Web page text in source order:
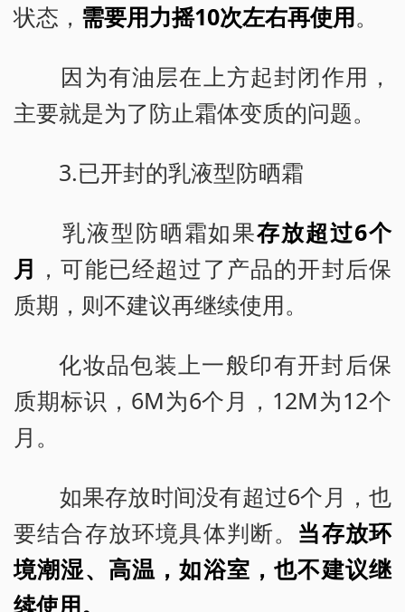
状态， 需要用力摇10次左右再使用。
因为有油层在上方起封闭作用，
主要就是为了防止霜体变质的问题。
3.已开封的乳液型防晒霜
乳液型防晒霜如果存放超过6个
月 ，可能已经超过了产品的开封后保
质期，则不建议再继续使用。
化妆品包装上一般印有开封后保
质期标识，6M为6个月，12M为12个
月。
如果存放时间没有超过6个月，也
要结合存放环境具体判断。 当存放环
境潮湿、高温，如浴室，也不建议继
续使用。